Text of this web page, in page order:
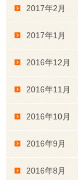
2017年2月
2017年1月
2016年12月
2016年11月
2016年10月
2016年9月
2016年8月